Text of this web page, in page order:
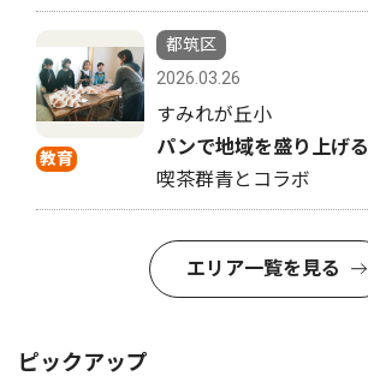
教育
都筑区
2026.03.26
すみれが丘小
パンで地域を盛り上げる
喫茶群青とコラボ
エリア一覧を見る
ピックアップ